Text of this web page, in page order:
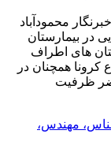
محمودآباد
50 بیمار کرونایی در بیمارستان
در بیمارستان های اطراف
کرونا همچنان در
ظرفیت